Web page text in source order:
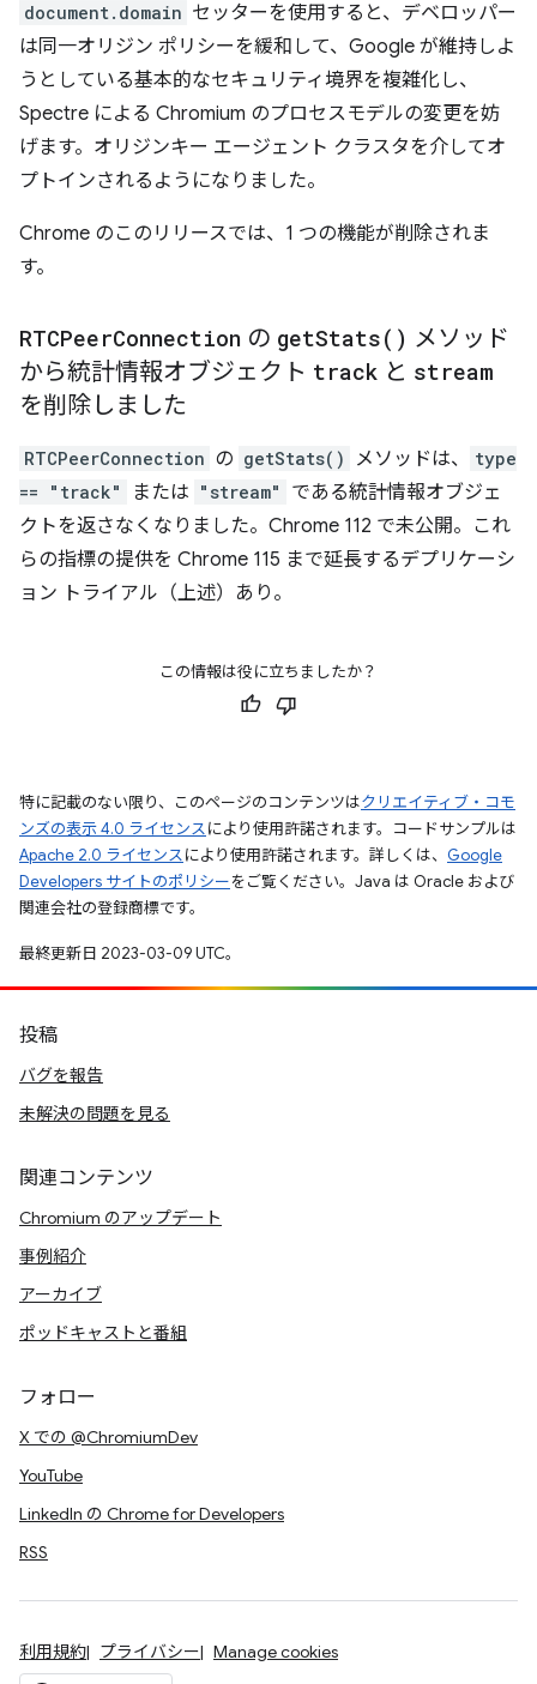
document.domain セッターを使用すると、デベロッパー
は同一オリジン ポリシーを緩和して、Google が維持しよ
うとしている基本的なセキュリティ境界を複雑化し、
Spectre による Chromium のプロセスモデルの変更を妨
げます。オリジンキー エージェント クラスタを介してオ
プトインされるようになりました。
Chrome のこのリリースでは、1 つの機能が削除されま
す。
RTCPeerConnection の getStats( ) メソッド
から統計情報オブジェクト track と stream
を削除しました
RTCPeerConnection の getStats() メソッドは、
type
== "track"
または "stream"
である統計情報オブジェ
クトを返さなくなりました。Chrome 112 で未公開。これ
らの指標の提供を Chrome 115 まで延長するデプリケーシ
ョン トライアル（上述）あり。
この情報は役に立ちましたか？
特に記載のない限り、このページのコンテンツはクリエイティブ・コモ
ンズの表示 4.0 ライセンスにより使用許諾されます。コードサンプルは
Apache 2.0 ライセンスにより使用許諾されます。詳しくは、 Google
Developers サイトのポリシーをご覧ください。Java は Oracle および
関連会社の登録商標です。
最終更新日 2023-03-09 UTC。
投稿
バグを報告
未解決の問題を見る
関連コンテンツ
Chromium のアップデート
事例紹介
アーカイブ
ポッドキャストと番組
フォロー
X での @ChromiumDev
YouTube
LinkedIn の Chrome for Developers
RSS
利用規約 プライバシー Manage cookies